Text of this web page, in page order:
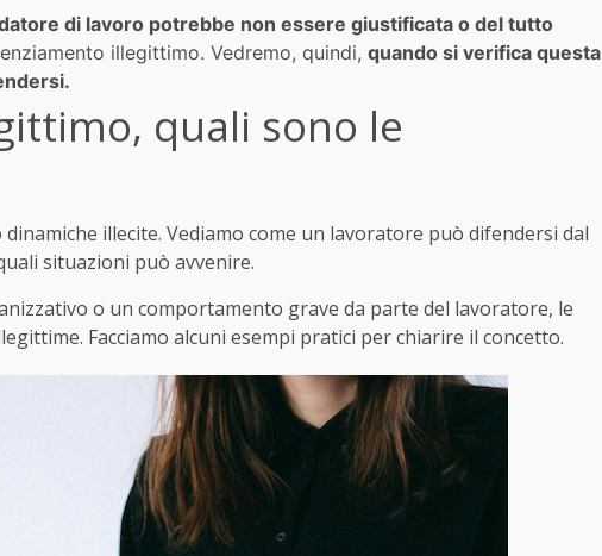
di lavoro potrebbe non essere giustificata o del tutto
illegittimo. Vedremo, quindi, quando si verifica questa
quali sono le
illecite. Vediamo come un lavoratore può difendersi dal
situazioni può avvenire.
o un comportamento grave da parte del lavoratore, le
Facciamo alcuni esempi pratici per chiarire il concetto.